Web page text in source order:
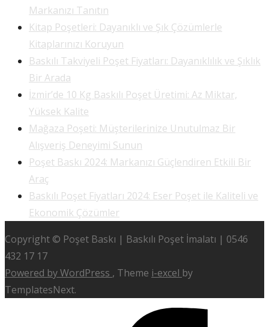
Markanızı Tanıtın
Kitap Poşetleri: Dayanıklı ve Şık Çözümlerle
Kitaplarınızı Koruyun
Baskılı Takviyeli Poşet Fiyatları: Dayanıklılık ve Şıklık
Bir Arada
İzmir’de 10 Kg Baskılı Poşet Üretimi: Az Miktar,
Yüksek Kalite
Mağaza Poşeti: Müşterilerinize Unutulmaz Bir
Alışveriş Deneyimi Sunun
Poşet Baskı 2024: Markanızı Güçlendiren Etkili Bir
Araç
Baskılı Poşet Fiyatları 2024: Eser Poşet ile Kaliteli ve
Ekonomik Çözümler
Copyright © Poşet Baskı | Baskılı Poşet İmalatı | 0546
432 17 17
Powered by WordPress , Theme i-excel by
TemplatesNext.